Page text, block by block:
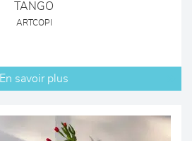
TANGO
ARTCOPI
En savoir plus